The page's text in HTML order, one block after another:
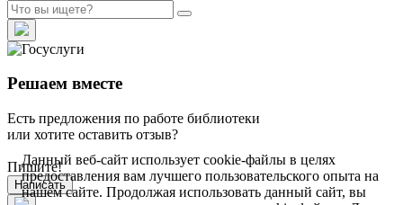
Решаем вместе
Есть предложения по работе библиотеки
или хотите оставить отзыв?
Пишите!
Написать
Данный веб-сайт использует cookie-файлы в целях
предоставления вам лучшего пользовательского опыта на
нашем сайте. Продолжая использовать данный сайт, вы